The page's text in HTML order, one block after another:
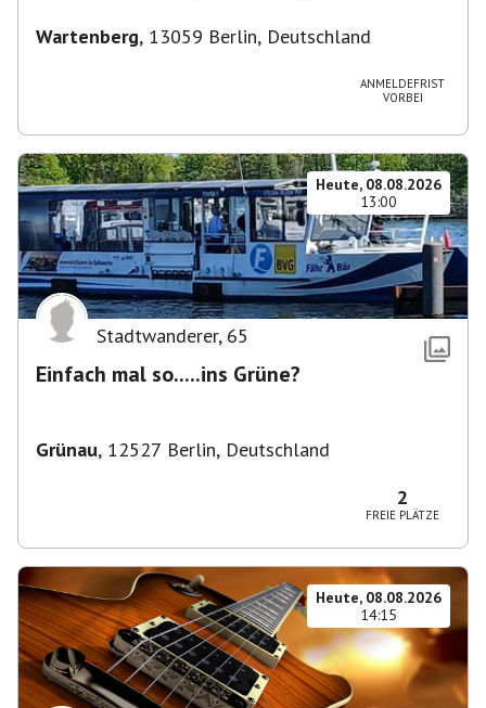
Wartenberg, 13059 Berlin, Deutschland
ANMELDEFRIST
VORBEI
Heute, 08.08.2026
13:00
Stadtwanderer, 65
Einfach mal so.....ins Grüne?
Grünau, 12527 Berlin, Deutschland
2
FREIE PLÄTZE
Heute, 08.08.2026
14:15